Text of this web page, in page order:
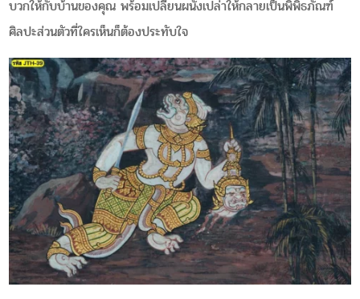
บวกให้กับบ้านของคุณ พร้อมเปลี่ยนผนังเปล่าให้กลายเป็นพิพิธภัณฑ์
ศิลปะส่วนตัวที่ใครเห็นก็ต้องประทับใจ